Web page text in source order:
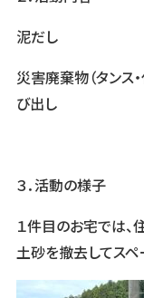
泥だし
災害廃棄物（タンス
び出し
３．活動の様子
１件目のお宅では、
土砂を撤去してスペ